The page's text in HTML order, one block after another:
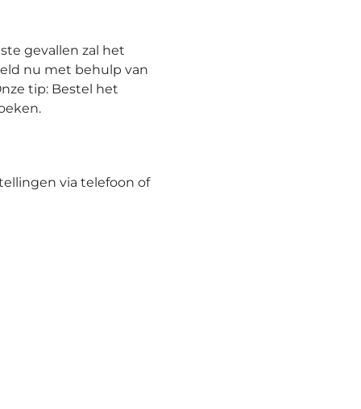
gevallen zal het
nu met behulp van
tip: Bestel het
via telefoon of